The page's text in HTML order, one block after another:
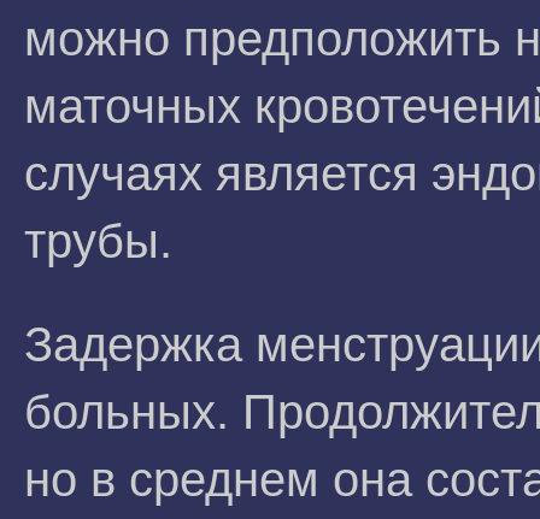
можно предположить
маточных
случаях является
трубы.
Задержка
больных.
но в среднем она